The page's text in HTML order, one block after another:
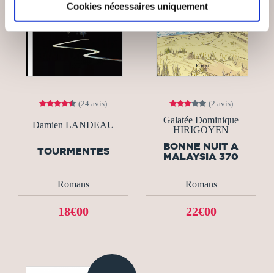
Cookies nécessaires uniquement
(24 avis)
Damien LANDEAU
TOURMENTES
Romans
18€00
(2 avis)
Galatée Dominique
HIRIGOYEN
BONNE NUIT A
MALAYSIA 370
Romans
22€00